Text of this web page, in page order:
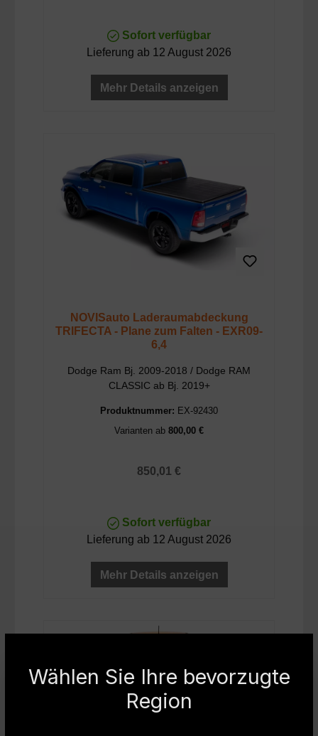
Sofort verfügbar
Lieferung ab 12 August 2026
Mehr Details anzeigen
NOVISauto Laderaumabdeckung
TRIFECTA - Plane zum Falten - EXR09-
6,4
Dodge Ram Bj. 2009-2018 / Dodge RAM
CLASSIC ab Bj. 2019+
Produktnummer: EX-92430
Varianten ab 800,00 €
Regulärer Preis:
850,01 €
Sofort verfügbar
Lieferung ab 12 August 2026
Mehr Details anzeigen
Wählen Sie Ihre bevorzugte
Region